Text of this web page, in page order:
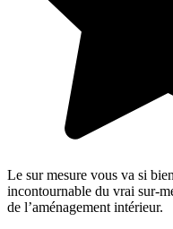
Le sur mesure vous va si
incontournable du vrai sur-
de l’aménagement intérieur.